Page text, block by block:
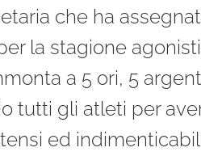
che ha
la stagione
a 5 ori, 5
tutti gli atleti per
ed